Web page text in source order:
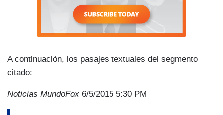
A continuación, los pasajes textuales del segmento
citado:
Noticias MundoFox 6/5/2015 5:30 PM